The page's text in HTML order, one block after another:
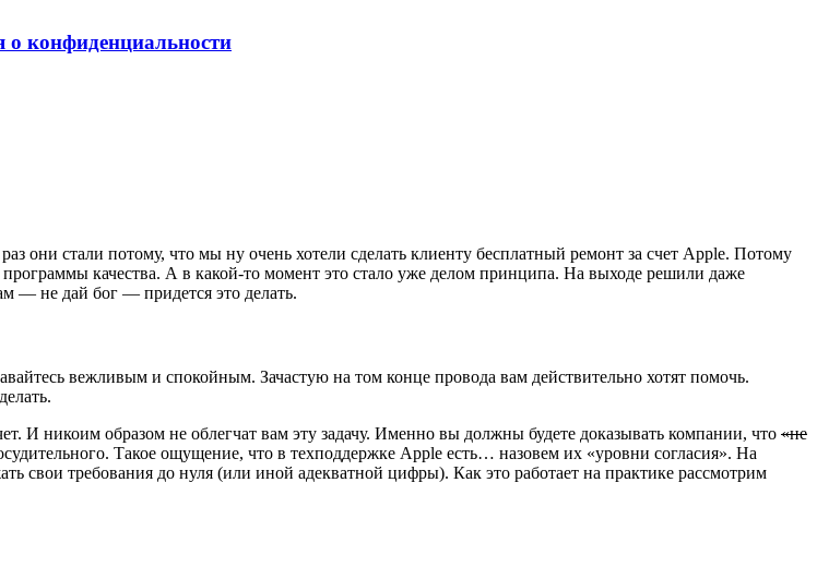
о конфиденциальности
они стали потому, что мы ну очень хотели сделать клиенту бесплатный ремонт за счет Apple. Потому
качества. А в какой-то момент это стало уже делом принципа. На выходе решили даже
— не дай бог — придется это делать.
вежливым и спокойным. Зачастую на том конце провода вам действительно хотят помочь.
И никоим образом не облегчат вам эту задачу. Именно вы должны будете доказывать компании, что «не
Такое ощущение, что в техподдержке Apple есть… назовем их «уровни согласия». На
свои требования до нуля (или иной адекватной цифры). Как это работает на практике рассмотрим